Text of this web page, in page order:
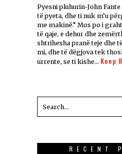
Pyesni pluhurin-John Fante
të pyeta, dhe ti nuk m’u
me makinë.” Mos po i
të qaje, e dehur dhe
shtrihesha pranë teje dhe
mi, dhe të dëgjova tek
urrente, se ti kishe… Keep
RECENT